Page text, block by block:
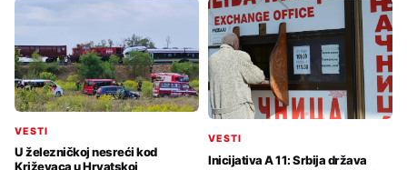
VESTI
U železničkoj nesreći kod
Križevaca u Hrvatskoj
VESTI
Inicijativa A 11: Srbija država